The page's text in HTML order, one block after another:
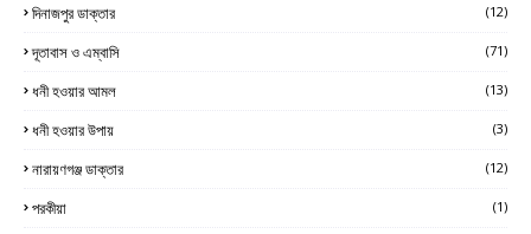
দিনাজপুর ডাক্তার (12)
দূতাবাস ও এম্বাসি (71)
ধনী হওয়ার আমল (13)
ধনী হওয়ার উপায় (3)
নারায়ণগঞ্জ ডাক্তার (12)
পরকীয়া (1)